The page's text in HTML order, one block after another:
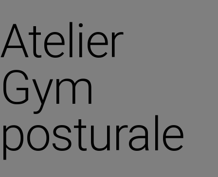
Atelier
Gym
posturale